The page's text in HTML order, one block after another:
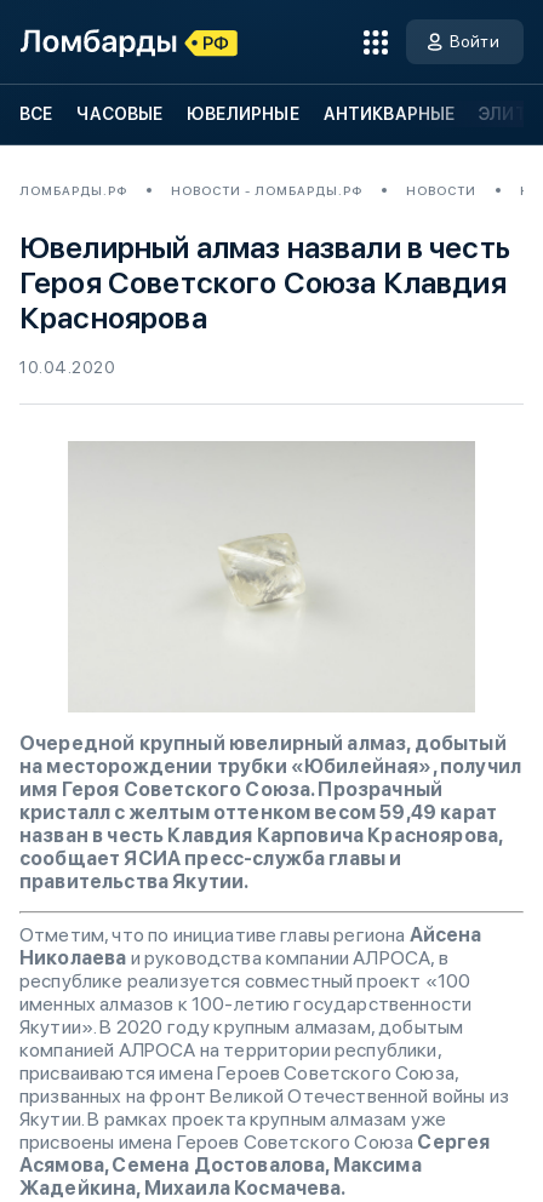
Войти
ВСЕ ЧАСОВЫЕ ЮВЕЛИРНЫЕ АНТИКВАРНЫЕ
ЛОМБАРДЫ.РФ НОВОСТИ - ЛОМБАРДЫ.РФ НОВОСТИ
Ювелирный алмаз назвали в честь
Героя Советского Союза Клавдия
Красноярова
10.04.2020
Очередной крупный ювелирный алмаз, добытый
на месторождении трубки «Юбилейная», получил
имя Героя Советского Союза. Прозрачный
кристалл с желтым оттенком весом 59,49 карат
назван в честь Клавдия Карповича Красноярова,
сообщает ЯСИА пресс-служба главы и
правительства Якутии.
Отметим, что по инициативе главы региона Айсена
Николаева и руководства компании АЛРОСА, в
республике реализуется совместный проект «100
именных алмазов к 100-летию государственности
Якутии». В 2020 году крупным алмазам, добытым
компанией АЛРОСА на территории республики,
присваиваются имена Героев Советского Союза,
призванных на фронт Великой Отечественной войны из
Якутии. В рамках проекта крупным алмазам уже
присвоены имена Героев Советского Союза Сергея
Асямова, Семена Достовалова, Максима
Жадейкина, Михаила Космачева.